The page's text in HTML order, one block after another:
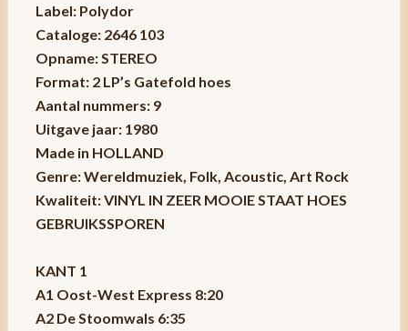
Label: Polydor
Cataloge: 2646 103
Opname: STEREO
Format: 2 LP’s Gatefold hoes
Aantal nummers: 9
Uitgave jaar: 1980
Made in HOLLAND
Genre: Wereldmuziek, Folk, Acoustic, Art Rock
Kwaliteit: VINYL IN ZEER MOOIE STAAT HOES
GEBRUIKSSPOREN
KANT 1
A1 Oost-West Express 8:20
A2 De Stoomwals 6:35